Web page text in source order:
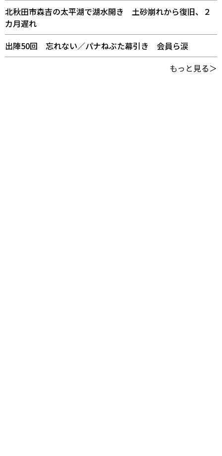
北秋田市森吉の太平湖で湖水開き 土砂崩れから復旧、２
カ月遅れ
出陣50回 忘れない／パナねぶた幕引き 会員ら涙
もっと見る＞